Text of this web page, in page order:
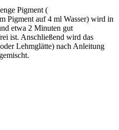
Pigment (
Pigment auf 4 ml Wasser) wird in
etwa 2 Minuten gut
ist. Anschließend wird das
Lehmglätte) nach Anleitung